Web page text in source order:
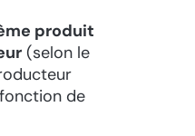
produit
(selon le
de